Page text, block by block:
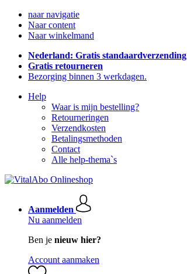
naar navigatie
Naar content
Naar winkelmand
Nederland: Gratis standaardverzending
Gratis retourneren
Bezorging binnen 3 werkdagen.
Help
Waar is mijn bestelling?
Retourneringen
Verzendkosten
Betalingsmethoden
Contact
Alle help-thema`s
Aanmelden
Nu aanmelden
Ben je nieuw hier?
Account aanmaken